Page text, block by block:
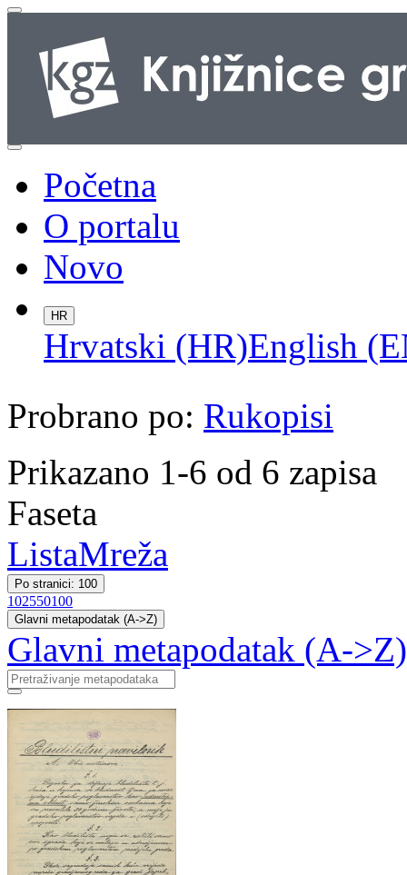
Početna
O portalu
Novo
HR
Hrvatski (HR)English
Probrano po: Rukopisi
Prikazano 1-6 od 6 zapisa
Faseta
ListaMreža
Po stranici: 100
102550100
Glavni metapodatak (A->Z)
Glavni metapodatak (A->Z)